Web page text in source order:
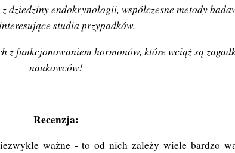
dziedziny endokrynologii, współczesne metody
studia przypadków.
z funkcjonowaniem hormonów, które wciąż są
naukowców!
Recenzja:
ważne - to od nich zależy wiele bardzo